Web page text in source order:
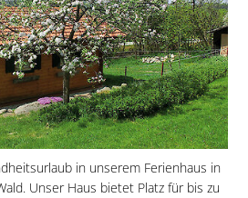
in unserem Ferienhaus in
Unser Haus bietet Platz für bis zu